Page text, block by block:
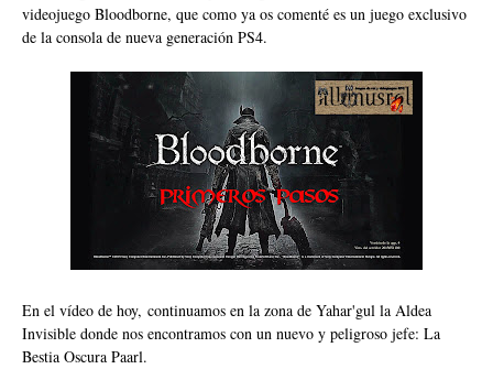
videojuego Bloodborne, que como ya os comenté es un juego exclusivo
de la consola de nueva generación PS4.
En el vídeo de hoy, continuamos en la zona de Yahar'gul la Aldea
Invisible donde nos encontramos con un nuevo y peligroso jefe: La
Bestia Oscura Paarl.